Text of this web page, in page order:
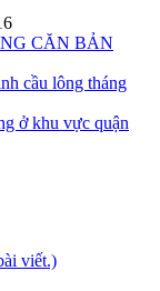
CĂN BẢN
cầu lông tháng
ở khu vực quận
viết.)